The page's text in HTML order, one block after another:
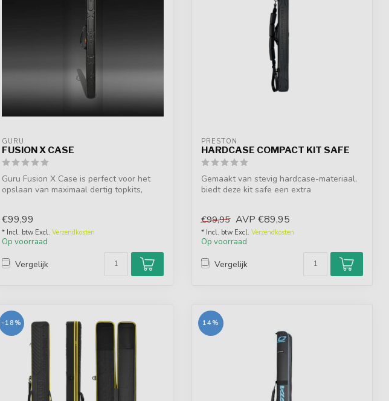
GURU
FUSION X CASE
Guru Fusion X Case is perfect voor het
opslaan van maximaal dertig topkits,
€99,99
* Incl. btw Excl. Verzendkosten
Op voorraad
Vergelijk
PRESTON
HARDCASE COMPACT KIT SAFE
Gemaakt van stevig hardcase-materiaal,
biedt deze kit safe een extra
€99,95 AVP €89,95
* Incl. btw Excl. Verzendkosten
Op voorraad
Vergelijk
-18% 14%